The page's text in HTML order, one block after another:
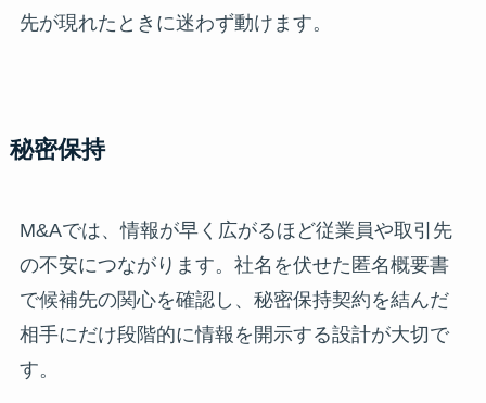
先が現れたときに迷わず動けます。
秘密保持
M&Aでは、情報が早く広がるほど従業員や取引先
の不安につながります。社名を伏せた匿名概要書
で候補先の関心を確認し、秘密保持契約を結んだ
相手にだけ段階的に情報を開示する設計が大切で
す。